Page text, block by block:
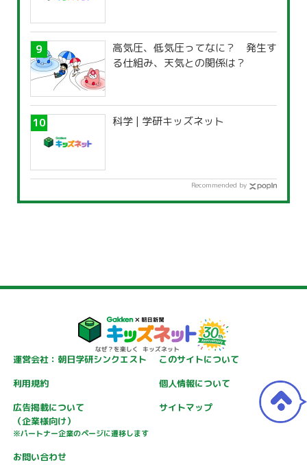
高気圧、低気圧ってなに？ 発生す
る仕組み、天気との関係は？
科学 | 学研キッズネット
Recommended by
運営会社：朝日学研シンクエスト
このサイトについて
利用規約
個人情報について
広告掲載について
（企業様向け）
※パートナー企業のページに遷移します
サイトマップ
お問い合わせ